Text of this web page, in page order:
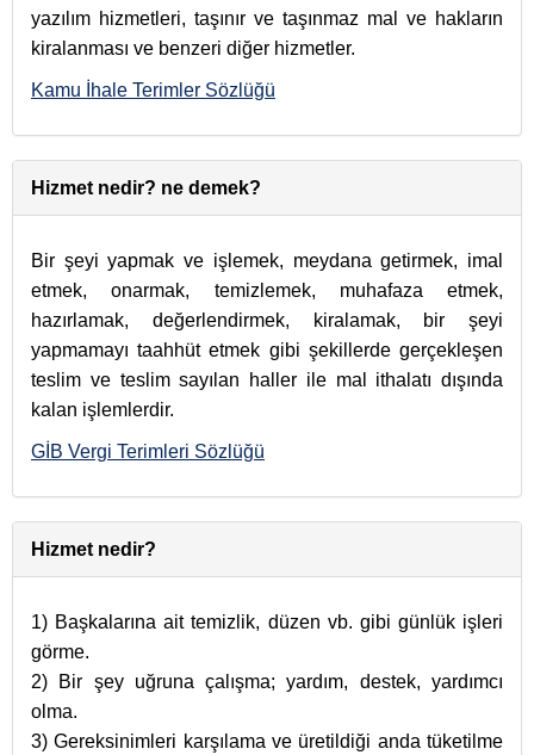
yazılım hizmetleri, taşınır ve taşınmaz mal ve hakların
kiralanması ve benzeri diğer hizmetler.
Kamu İhale Terimler Sözlüğü
Hizmet nedir? ne demek?
Bir şeyi yapmak ve işlemek, meydana getirmek, imal
etmek, onarmak, temizlemek, muhafaza etmek,
hazırlamak, değerlendirmek, kiralamak, bir şeyi
yapmamayı taahhüt etmek gibi şekillerde gerçekleşen
teslim ve teslim sayılan haller ile mal ithalatı dışında
kalan işlemlerdir.
GİB Vergi Terimleri Sözlüğü
Hizmet nedir?
1) Başkalarına ait temizlik, düzen vb. gibi günlük işleri
görme.
2) Bir şey uğruna çalışma; yardım, destek, yardımcı
olma.
3) Gereksinimleri karşılama ve üretildiği anda tüketilme